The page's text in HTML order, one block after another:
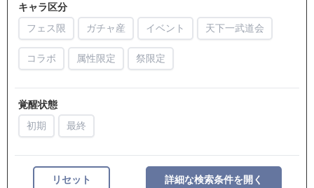
キャラ区分
フェス限
ガチャ産 イベント 天下一武道会
コラボ 属性限定 祭限定
覚醒状態
初期
最終
リセット 詳細な検索条件を開く